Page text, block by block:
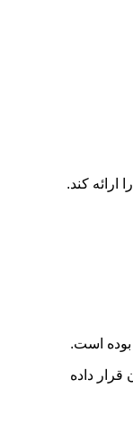
را ارائه کند.
است.
قرار داده